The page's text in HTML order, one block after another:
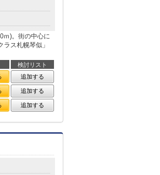
ｍ)。街の中心に
ス札幌琴似」
検討リスト
追加する
追加する
追加する